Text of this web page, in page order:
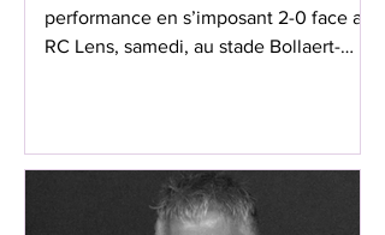
performance en s’imposant 2-0 face au
RC Lens, samedi, au stade Bollaert-
à une équipe plus efficace dans les
moments décisifs. Après une première
période sans but, Sunderland a ouvert